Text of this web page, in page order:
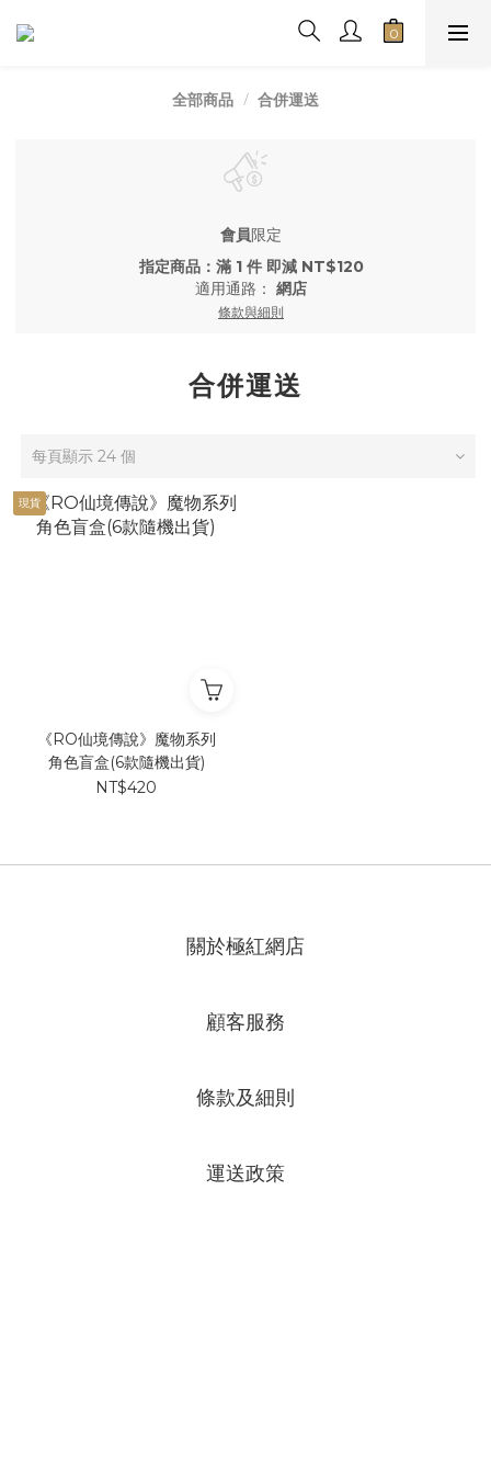
全部商品 合併運送
會員限定
指定商品：滿 1 件 即減 NT$120
適用通路： 網店
條款與細則
合併運送
每頁顯示 24 個
現貨
《RO仙境傳說》魔物系列
角色盲盒(6款隨機出貨)
NT$420
關於極紅網店
顧客服務
條款及細則
運送政策